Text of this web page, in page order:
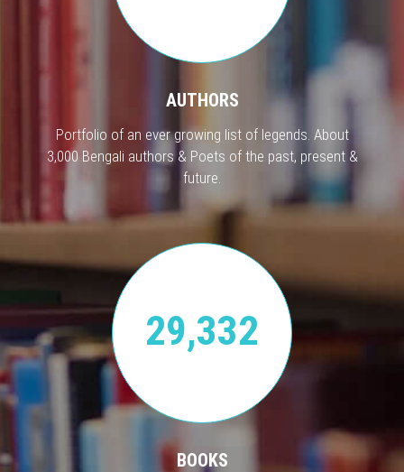
AUTHORS
Portfolio of an ever growing list of legends. About
3,000 Bengali authors & Poets of the past, present &
future.
29,332
BOOKS